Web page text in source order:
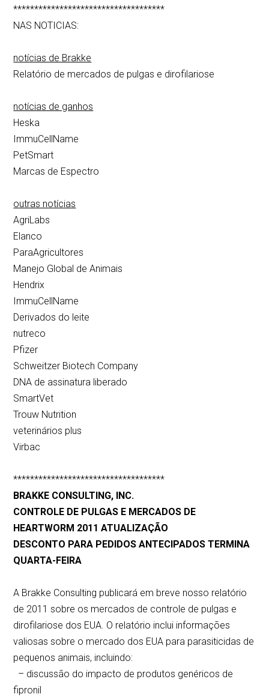
************************************
NAS NOTICIAS:
notícias de Brakke
Relatório de mercados de pulgas e dirofilariose
notícias de ganhos
Heska
ImmuCellName
PetSmart
Marcas de Espectro
outras notícias
AgriLabs
Elanco
ParaAgricultores
Manejo Global de Animais
Hendrix
ImmuCellName
Derivados do leite
nutreco
Pfizer
Schweitzer Biotech Company
DNA de assinatura liberado
SmartVet
Trouw Nutrition
veterinários plus
Virbac
************************************
BRAKKE CONSULTING, INC.
CONTROLE DE PULGAS E MERCADOS DE
HEARTWORM 2011 ATUALIZAÇÃO
DESCONTO PARA PEDIDOS ANTECIPADOS TERMINA
QUARTA-FEIRA
A Brakke Consulting publicará em breve nosso relatório
de 2011 sobre os mercados de controle de pulgas e
dirofilariose dos EUA. O relatório inclui informações
valiosas sobre o mercado dos EUA para parasiticidas de
pequenos animais, incluindo:
– discussão do impacto de produtos genéricos de
fipronil